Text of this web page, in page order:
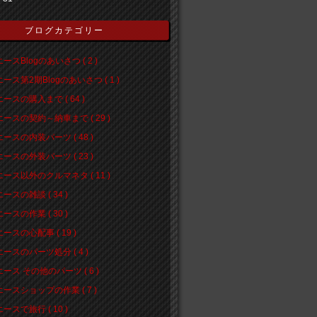
ブログカテゴリー
ースBlogのあいさつ ( 2 )
ース第2期Blogのあいさつ ( 1 )
ースの購入まで ( 64 )
ースの契約～納車まで ( 29 )
ースの内装パーツ ( 48 )
ースの外装パーツ ( 23 )
ース以外のクルマネタ ( 11 )
ースの雑談 ( 34 )
ースの作業 ( 30 )
ースの心配事 ( 19 )
ースのパーツ処分 ( 4 )
ース その他のパーツ ( 6 )
ースショップの作業 ( 7 )
ースで旅行 ( 10 )